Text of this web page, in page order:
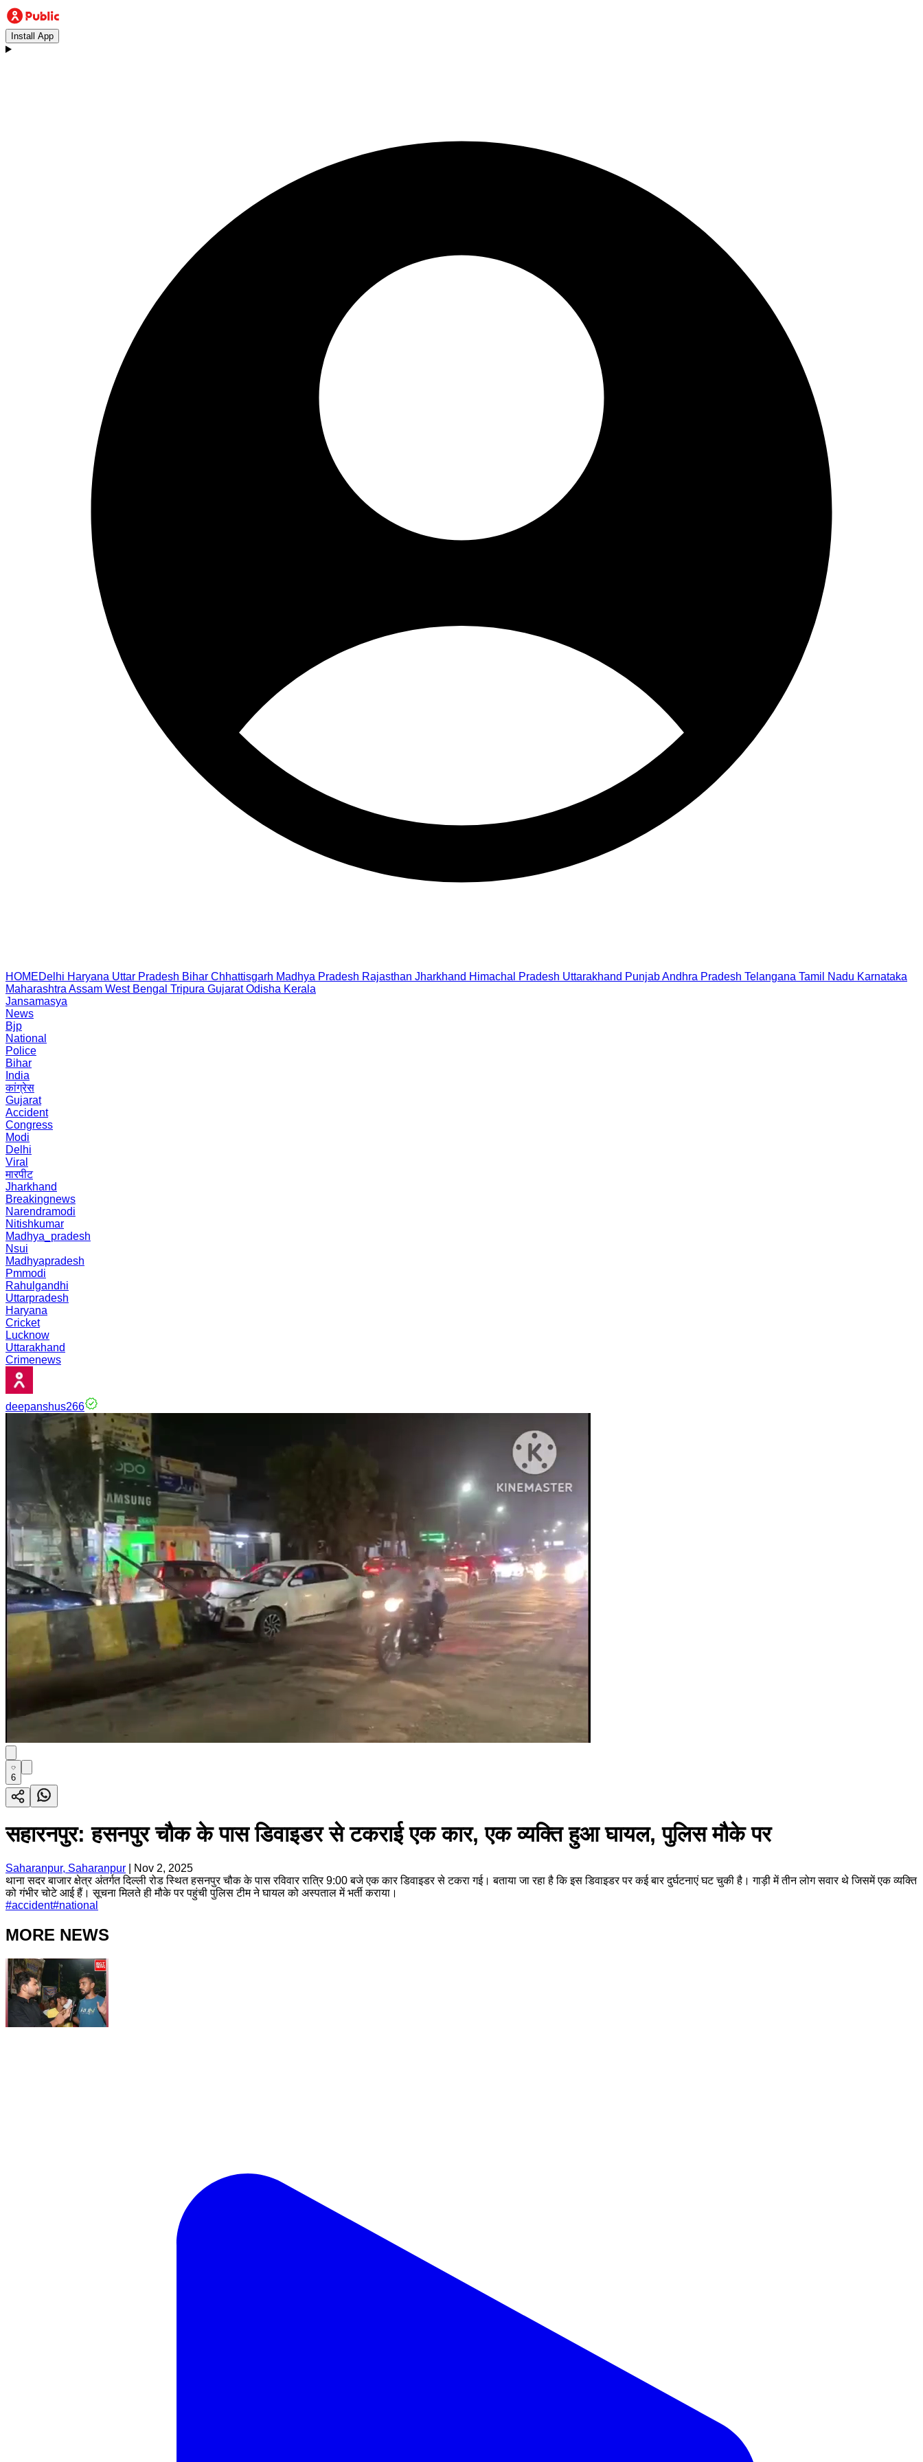
Install App
HOMEDelhi Haryana Uttar Pradesh Bihar Chhattisgarh Madhya Pradesh Rajasthan Jharkhand Himachal Pradesh Uttarakhand PunjabAndhra Pradesh Telangana Tamil Nadu Karnataka
Maharashtra Assam West Bengal Tripura Gujarat Odisha Kerala
Jansamasya
News
Bjp
National
Police
Bihar
India
कांग्रेस
Gujarat
Accident
Congress
Modi
Delhi
Viral
मारपीट
Jharkhand
Breakingnews
Narendramodi
Nitishkumar
Madhya_pradesh
Nsui
Madhyapradesh
Pmmodi
Rahulgandhi
Uttarpradesh
Haryana
Cricket
Lucknow
Uttarakhand
Crimenews
deepanshus266
6
सहारनपुर: हसनपुर चौक के पास डिवाइडर से टकराई एक कार, एक व्यक्ति हुआ घायल, पुलिस मौके पर
Saharanpur, Saharanpur
Nov 2, 2025
थाना सदर बाजार क्षेत्र अंतर्गत दिल्ली रोड स्थित हसनपुर चौक के पास रविवार रात्रि 9:00 बजे एक कार डिवाइडर से टकरा गई। बताया जा रहा है कि इस डिवाइडर पर कई बार दुर्घटनाएं घट चुकी है। गाड़ी में तीन लोग सवार थे जिसमें एक व्यक्ति
को गंभीर चोटे आई हैं। सूचना मिलते ही मौके पर पहुंची पुलिस टीम ने घायल को अस्पताल में भर्ती कराया।
#accident#national
MORE NEWS